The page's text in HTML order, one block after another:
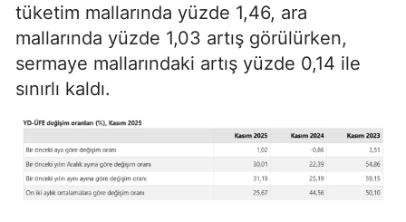
tüketim mallarında yüzde 1,46, ara
mallarında yüzde 1,03 artış görülürken,
sermaye mallarındaki artış yüzde 0,14 ile
sınırlı kaldı.